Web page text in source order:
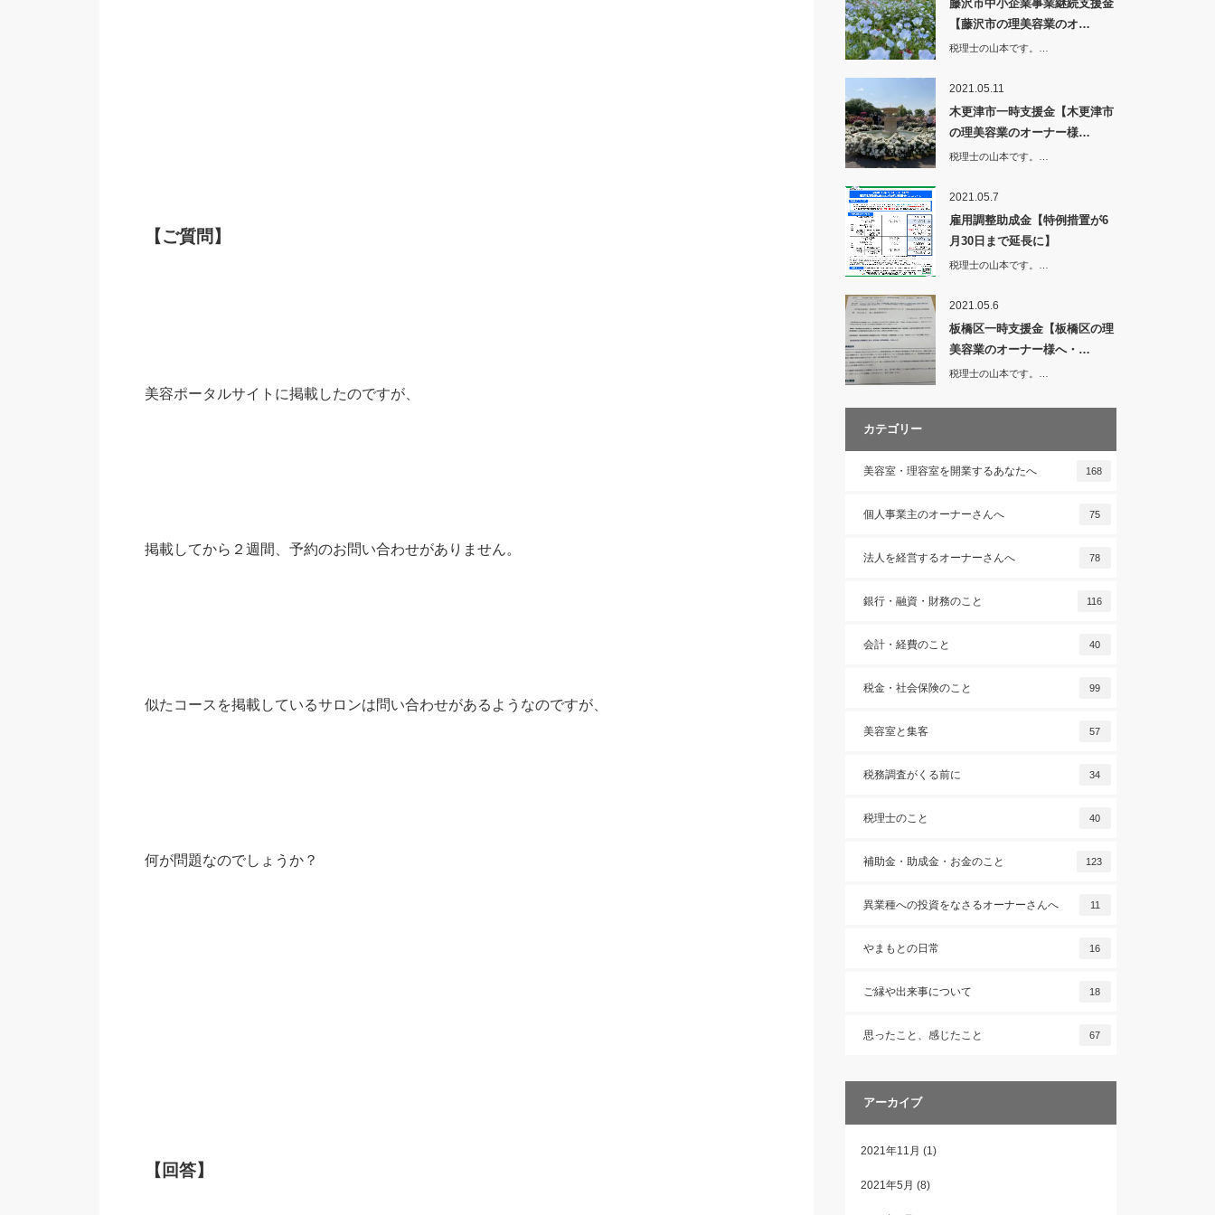
【ご質問】
美容ポータルサイトに掲載したのですが、
掲載してから２週間、予約のお問い合わせがありません。
似たコースを掲載しているサロンは問い合わせがあるようなのですが、
何が問題なのでしょうか？
【回答】
藤沢市中小企業事業継続支援金
【藤沢市の理美容業のオ…
税理士の山本です。…
2021.05.11
木更津市一時支援金【木更津市
の理美容業のオーナー様…
税理士の山本です。…
2021.05.7
雇用調整助成金【特例措置が6
月30日まで延長に】
税理士の山本です。…
2021.05.6
板橋区一時支援金【板橋区の理
美容業のオーナー様へ・…
税理士の山本です。…
カテゴリー
美容室・理容室を開業するあなたへ 168
個人事業主のオーナーさんへ 75
法人を経営するオーナーさんへ 78
銀行・融資・財務のこと 116
会計・経費のこと 40
税金・社会保険のこと 99
美容室と集客 57
税務調査がくる前に 34
税理士のこと 40
補助金・助成金・お金のこと 123
異業種への投資をなさるオーナーさんへ 11
やまもとの日常 16
ご縁や出来事について 18
思ったこと、感じたこと 67
アーカイブ
2021年11月 (1)
2021年5月 (8)